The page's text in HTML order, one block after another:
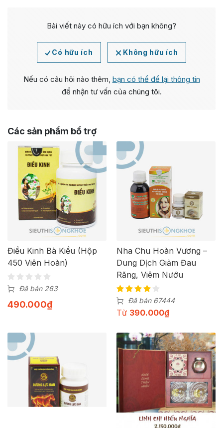
Bài viết này có hữu ích với bạn không?
Có hữu ích Không hữu ích
Nếu có câu hỏi nào thêm, bạn có thể để lại thông tin
để nhận tư vấn của chúng tôi.
Các sản phẩm bổ trợ
Điều Kinh Bà Kiều (Hộp
450 Viên Hoàn)
Đã bán 263
490.000₫
Nha Chu Hoàn Vương –
Dung Dịch Giảm Đau
Răng, Viêm Nướu
Đã bán 67444
Từ 390.000₫